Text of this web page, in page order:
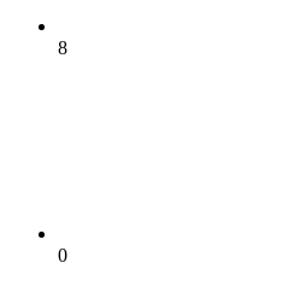
8
0